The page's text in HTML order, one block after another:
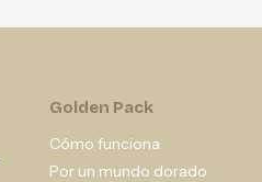
Golden Pack
Cómo funciona
Por un mundo dorado